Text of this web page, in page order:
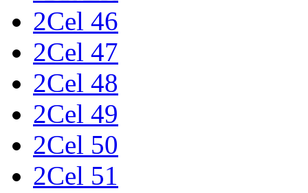
2Cel 46
2Cel 47
2Cel 48
2Cel 49
2Cel 50
2Cel 51